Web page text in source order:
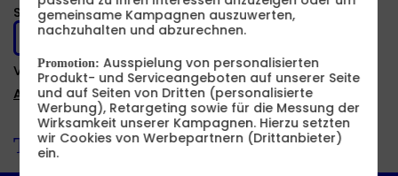
Speicher -256 GB
256 GB 512 GB
Verfügbarkeit -Sofort lieferbar
Auf Wunsch Handyversicherung ab 3,99 €
Tarif auswählen:
gemeinsame Kampagnen auszuwerten,
nachzuhalten und abzurechnen.
Promotion: Ausspielung von personalisierten
Produkt- und Serviceangeboten auf unserer Seite
und auf Seiten von Dritten (personalisierte
Werbung), Retargeting sowie für die Messung der
Wirksamkeit unserer Kampagnen. Hierzu setzten
wir Cookies von Werbepartnern (Drittanbieter)
ein.